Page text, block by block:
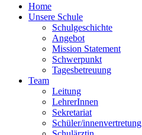
Home
Unsere Schule
Schulgeschichte
Angebot
Mission Statement
Schwerpunkt
Tagesbetreuung
Team
Leitung
LehrerInnen
Sekretariat
Schüler/innenvertretung